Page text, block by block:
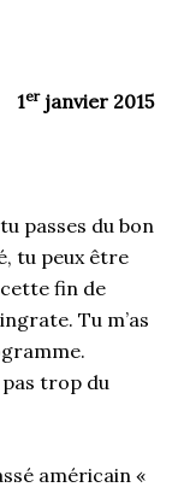
1erjanvier 2015
passes du bon
tu peux être
fin de
Tu m’as
pas trop du
américain «